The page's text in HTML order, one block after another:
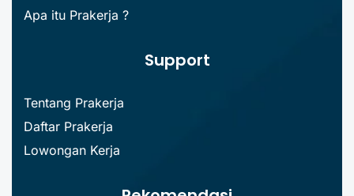
Apa itu Prakerja ?
Support
Tentang Prakerja
Daftar Prakerja
Lowongan Kerja